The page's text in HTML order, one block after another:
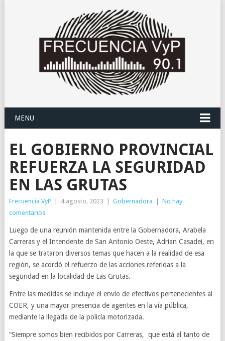
MENU
EL GOBIERNO PROVINCIAL
REFUERZA LA SEGURIDAD
EN LAS GRUTAS
Frecuencia VyP 4 agosto, 2023 Gobernadora
No hay
comentarios
Luego de una reunión mantenida entre la Gobernadora, Arabela
Carreras y el Intendente de San Antonio Oeste, Adrian Casadei, en
la que se trataron diversos temas que hacen a la realidad de esa
región, se acordó el refuerzo de las acciones referidas a la
seguridad en la localidad de Las Grutas.
Entre las medidas se incluye el envío de efectivos pertenecientes al
COER, y una mayor presencia de agentes en la vía pública,
mediante la llegada de la policía motorizada.
“Siempre somos bien recibidos por Carreras, que está al tanto de